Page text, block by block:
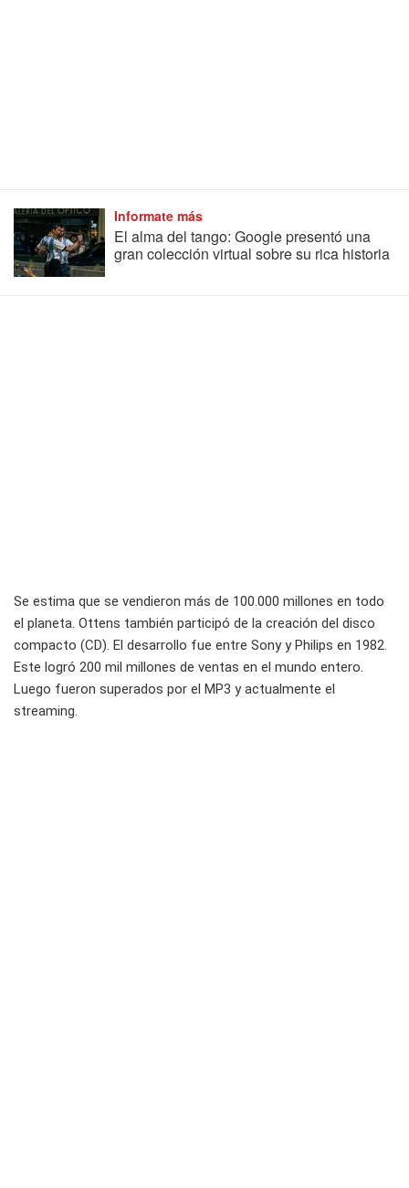
Informate más
El alma del tango: Google presentó una
gran colección virtual sobre su rica historia
Se estima que se vendieron más de 100.000 millones en todo
el planeta. Ottens también participó de la creación del disco
compacto (CD). El desarrollo fue entre Sony y Philips en 1982.
Este logró 200 mil millones de ventas en el mundo entero.
Luego fueron superados por el MP3 y actualmente el
streaming.